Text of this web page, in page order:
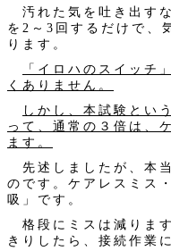
汚れた気を吐き出す
を2～3回するだけで、
ります。
「イロハのスイッチ
くありません。
しかし、本試験とい
って、通常の３倍は、
ます。
先述しましたが、本
のです。ケアレスミス
吸」です。
格段にミスは減りま
きりしたら、接続作業